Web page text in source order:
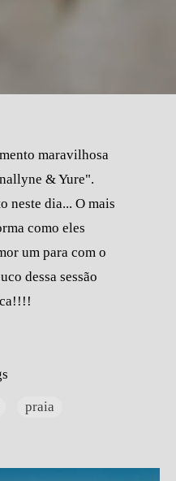
maravilhosa
& Yure".
neste dia... O mais
como eles
um para com o
dessa sessão
praia